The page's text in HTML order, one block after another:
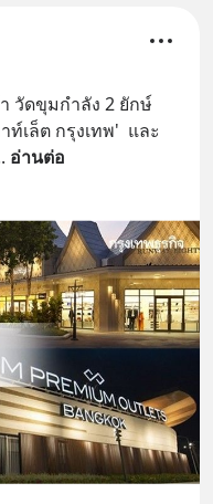
วัดขุมกำลัง 2 ยักษ์
ท์เล็ต กรุงเทพ'  และ
อ่านต่อ